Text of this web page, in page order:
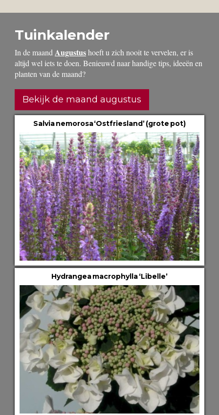
Tuinkalender
In de maand Augustushoeft u zich nooit te vervelen, er is
altijd wel iets te doen. Benieuwd naar handige tips, ideeën en
planten van de maand?
Bekijk de maand augustus
Salvia nemorosa ‘Ostfriesland’ (grote pot)
Hydrangea macrophylla ‘Libelle’